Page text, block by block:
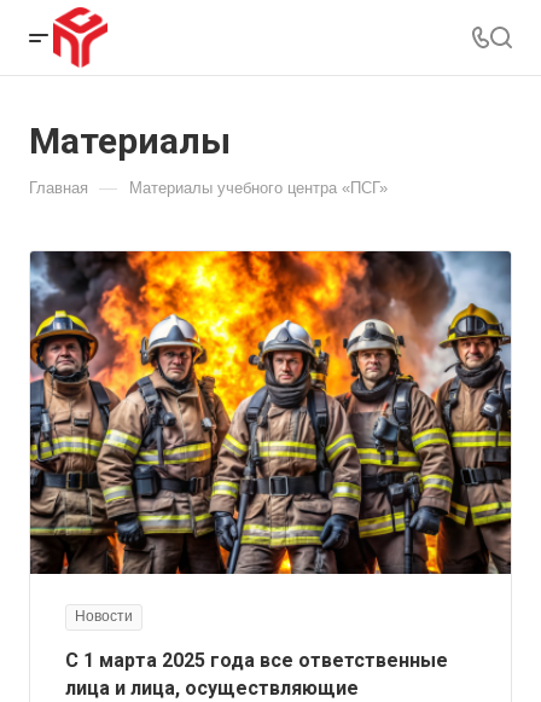
Материалы
Главная — Материалы учебного центра «ПСГ»
Новости
С 1 марта 2025 года все ответственные
лица и лица, осуществляющие